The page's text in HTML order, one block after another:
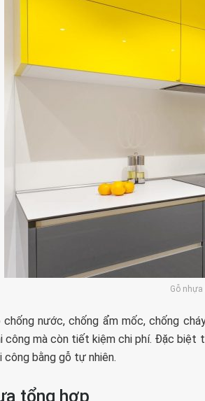
Gỗ
chống nước, chống ẩm mốc, chống
công mà còn tiết kiệm chi phí. Đặc biệt
công bằng gỗ tự nhiên.
tổng hợp